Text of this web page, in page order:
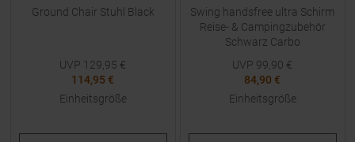
Ground Chair Stuhl Black
UVP 129,95 €
114,95 €
Einheitsgröße
Swing handsfree ultra Schirm
Reise- & Campingzubehör
Schwarz Carbo
UVP 99,90 €
84,90 €
Einheitsgröße